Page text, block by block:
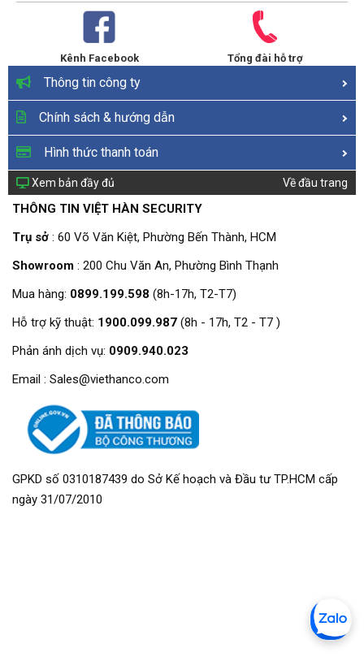
Kênh Facebook Tổng đài hỗ trợ
Thông tin công ty
Chính sách & hướng dẫn
Hình thức thanh toán
Xem bản đầy đủ Về đầu trang
THÔNG TIN VIỆT HÀN SECURITY
Trụ sở : 60 Võ Văn Kiệt, Phường Bến Thành, HCM
Showroom : 200 Chu Văn An, Phường Bình Thạnh
Mua hàng: 0899.199.598 (8h-17h, T2-T7)
Hỗ trợ kỹ thuật: 1900.099.987 (8h - 17h, T2 - T7 )
Phản ánh dịch vụ: 0909.940.023
Email : Sales@viethanco.com
GPKD số 0310187439 do Sở Kế hoạch và Đầu tư TP.HCM cấp
ngày 31/07/2010